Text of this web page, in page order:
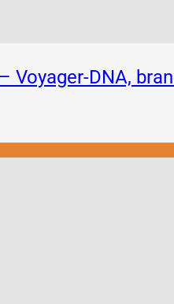
DNA,